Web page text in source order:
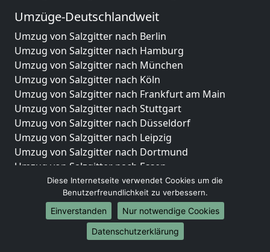
Umzüge-Deutschlandweit
Umzug von Salzgitter nach Berlin
Umzug von Salzgitter nach Hamburg
Umzug von Salzgitter nach München
Umzug von Salzgitter nach Köln
Umzug von Salzgitter nach Frankfurt am Main
Umzug von Salzgitter nach Stuttgart
Umzug von Salzgitter nach Düsseldorf
Umzug von Salzgitter nach Leipzig
Umzug von Salzgitter nach Dortmund
Umzug von Salzgitter nach Essen
Umzug von Salzgitter nach Bremen
Umzug von Salzgitter nach Dresden
Umzug von Salzgitter nach Hannover
Umzug von Salzgitter nach Nürnberg
Umzug von Salzgitter nach Duisburg
Diese Internetseite verwendet Cookies um die
Benutzerfreundlichkeit zu verbessern.
Einverstanden
Nur notwendige Cookies
Datenschutzerklärung